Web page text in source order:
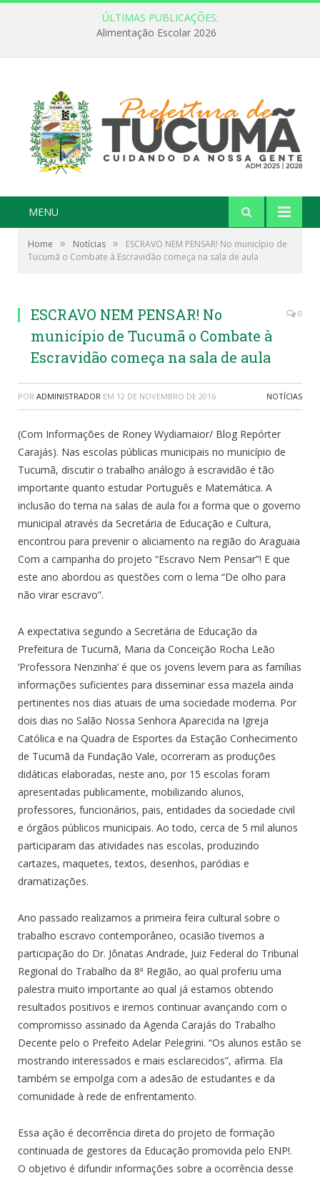
ÚLTIMAS PUBLICAÇÕES:
Alimentação Escolar 2026
MENU
Home » Notícias »
ESCRAVO NEM PENSAR! No município de
Tucumã o Combate à Escravidão começa na sala de aula
ESCRAVO NEM PENSAR! No
município de Tucumã o Combate à
Escravidão começa na sala de aula
0
POR ADMINISTRADOR EM 12 DE NOVEMBRO DE 2016 NOTÍCIAS
(Com Informações de Roney Wydiamaior/ Blog Repórter
Carajás). Nas escolas públicas municipais no município de
Tucumã, discutir o trabalho análogo à escravidão é tão
importante quanto estudar Português e Matemática. A
inclusão do tema na salas de aula foi a forma que o governo
municipal através da Secretária de Educação e Cultura,
encontrou para prevenir o aliciamento na região do Araguaia
Com a campanha do projeto “Escravo Nem Pensar”! E que
este ano abordou as questões com o lema “De olho para
não virar escravo”.
A expectativa segundo a Secretária de Educação da
Prefeitura de Tucumã, Maria da Conceição Rocha Leão
‘Professora Nenzinha’ é que os jovens levem para as famílias
informações suficientes para disseminar essa mazela ainda
pertinentes nos dias atuais de uma sociedade moderna. Por
dois dias no Salão Nossa Senhora Aparecida na Igreja
Católica e na Quadra de Esportes da Estação Conhecimento
de Tucumã da Fundação Vale, ocorreram as produções
didáticas elaboradas, neste ano, por 15 escolas foram
apresentadas publicamente, mobilizando alunos,
professores, funcionários, pais, entidades da sociedade civil
e órgãos públicos municipais. Ao todo, cerca de 5 mil alunos
participaram das atividades nas escolas, produzindo
cartazes, maquetes, textos, desenhos, paródias e
dramatizações.
Ano passado realizamos a primeira feira cultural sobre o
trabalho escravo contemporâneo, ocasião tivemos a
participação do Dr. Jônatas Andrade, Juiz Federal do Tribunal
Regional do Trabalho da 8ª Região, ao qual proferiu uma
palestra muito importante ao qual já estamos obtendo
resultados positivos e iremos continuar avançando com o
compromisso assinado da Agenda Carajás do Trabalho
Decente pelo o Prefeito Adelar Pelegrini. “Os alunos estão se
mostrando interessados e mais esclarecidos”, afirma. Ela
também se empolga com a adesão de estudantes e da
comunidade à rede de enfrentamento.
Essa ação é decorrência direta do projeto de formação
continuada de gestores da Educação promovida pelo ENP!.
O objetivo é difundir informações sobre a ocorrência desse